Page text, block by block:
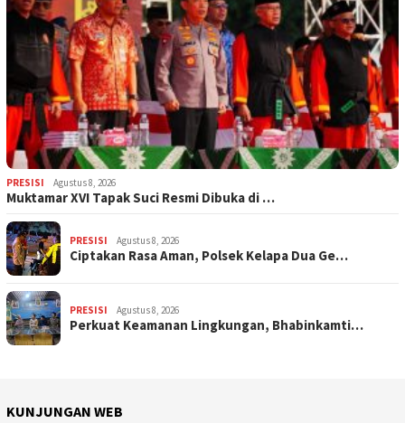
PRESISI Agustus 8, 2026
Muktamar XVI Tapak Suci Resmi Dibuka di …
PRESISI Agustus 8, 2026
Ciptakan Rasa Aman, Polsek Kelapa Dua Ge…
PRESISI Agustus 8, 2026
Perkuat Keamanan Lingkungan, Bhabinkamti…
KUNJUNGAN WEB